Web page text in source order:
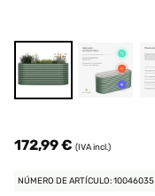
172,99 € (IVA incl.)
NÚMERO DE ARTÍCULO: 10046035